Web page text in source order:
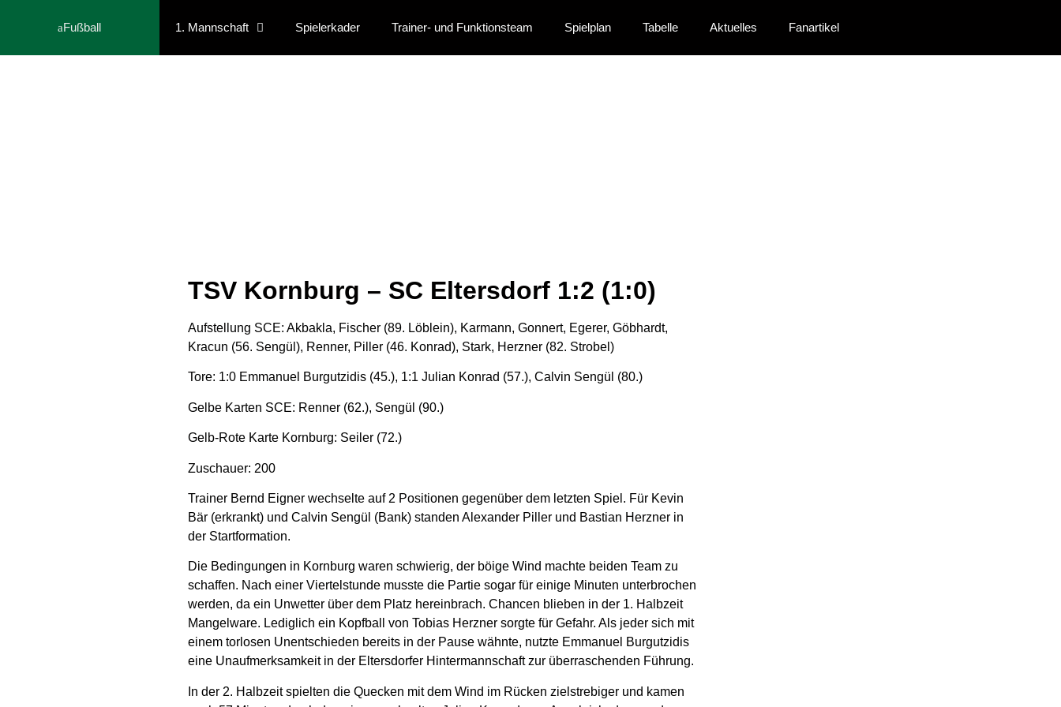
Fußball 1. Mannschaft Spielerkader Trainer- und Funktionsteam Spielplan Tabelle Aktuelles Fanartikel
TSV Kornburg – SC Eltersdorf 1:2 (1:0)
Aufstellung SCE: Akbakla, Fischer (89. Löblein), Karmann, Gonnert, Egerer, Göbhardt,
Kracun (56. Sengül), Renner, Piller (46. Konrad), Stark, Herzner (82. Strobel)
Tore: 1:0 Emmanuel Burgutzidis (45.), 1:1 Julian Konrad (57.), Calvin Sengül (80.)
Gelbe Karten SCE: Renner (62.), Sengül (90.)
Gelb-Rote Karte Kornburg: Seiler (72.)
Zuschauer: 200
Trainer Bernd Eigner wechselte auf 2 Positionen gegenüber dem letzten Spiel. Für Kevin
Bär (erkrankt) und Calvin Sengül (Bank) standen Alexander Piller und Bastian Herzner in
der Startformation.
Die Bedingungen in Kornburg waren schwierig, der böige Wind machte beiden Team zu
schaffen. Nach einer Viertelstunde musste die Partie sogar für einige Minuten unterbrochen
werden, da ein Unwetter über dem Platz hereinbrach. Chancen blieben in der 1. Halbzeit
Mangelware. Lediglich ein Kopfball von Tobias Herzner sorgte für Gefahr. Als jeder sich mit
einem torlosen Unentschieden bereits in der Pause wähnte, nutzte Emmanuel Burgutzidis
eine Unaufmerksamkeit in der Eltersdorfer Hintermannschaft zur überraschenden Führung.
In der 2. Halbzeit spielten die Quecken mit dem Wind im Rücken zielstrebiger und kamen